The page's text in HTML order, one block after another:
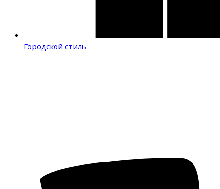
Городской стиль